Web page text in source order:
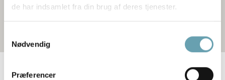
de har indsamlet fra din brug af deres tjenester.
Nødvendig
Præferencer